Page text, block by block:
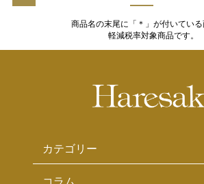
商品名の末尾に「＊」が付いている
軽減税率対象商品です。
カテゴリー
コラム